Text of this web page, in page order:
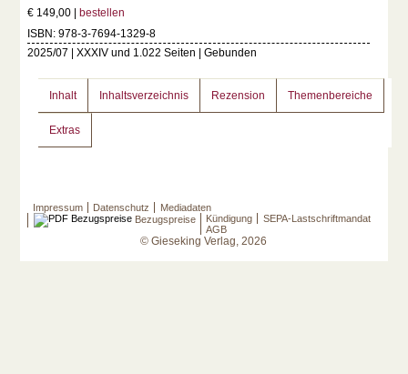
€ 149,00 | bestellen
ISBN: 978-3-7694-1329-8
2025/07 | XXXIV und 1.022 Seiten | Gebunden
Inhalt Inhaltsverzeichnis Rezension Themenbereiche
Extras
Impressum Datenschutz
Mediadaten
Bezugspreise
Kündigung
SEPA-Lastschriftmandat
AGB
© Gieseking Verlag, 2026